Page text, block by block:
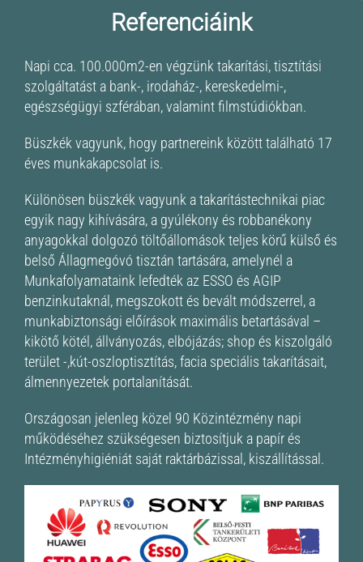
Referenciáink
Napi cca. 100.000m2-en végzünk takarítási, tisztítási
szolgáltatást a bank-, irodaház-, kereskedelmi-,
egészségügyi szférában, valamint filmstúdiókban.
Büszkék vagyunk, hogy partnereink között található 17
éves munkakapcsolat is.
Különösen büszkék vagyunk a takarítástechnikai piac
egyik nagy kihívására, a gyúlékony és robbanékony
anyagokkal dolgozó töltőállomások teljes körű külső és
belső Állagmegóvó tisztán tartására, amelynél a
Munkafolyamataink lefedték az ESSO és AGIP
benzinkutaknál, megszokott és bevált módszerrel, a
munkabiztonsági előírások maximális betartásával –
kikötő kötél, állványozás, elbójázás; shop és kiszolgáló
terület -,kút-oszloptisztítás, facia speciális takarításait,
álmennyezetek portalanítását.
Országosan jelenleg közel 90 Közintézmény napi
működéséhez szükségesen biztosítjuk a papír és
Intézményhigiéniát saját raktárbázissal, kiszállítással.